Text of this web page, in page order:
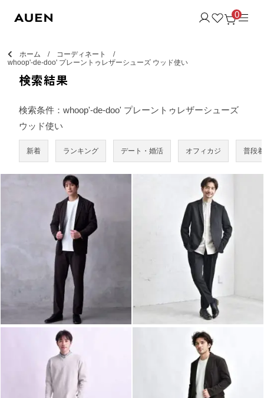
0
ホーム
コーディネート
whoop'-de-doo' プレーントゥレザーシューズ ウッド使い
検索結果
検索条件：whoop'-de-doo' プレーントゥレザーシューズ
ウッド使い
新着 ランキング デート・婚活 オフィカジ 普段